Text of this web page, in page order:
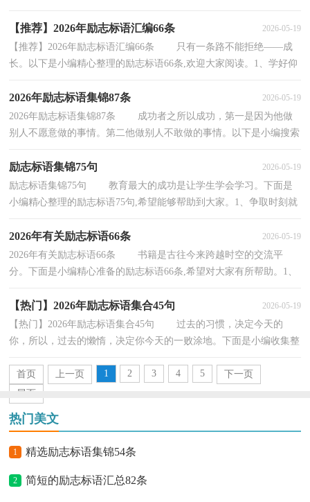
【推荐】2026年励志标语汇编66条 2026-05-19
【推荐】2026年励志标语汇编66条 只有一条路不能拒绝——成
长。以下是小编精心整理的励志标语66条,欢迎大家阅读。1、学好仰
2026年励志标语集锦87条 2026-05-19
2026年励志标语集锦87条 成功者之所以成功，第一是因为他做
别人不愿意做的事情。第二他做别人不敢做的事情。以下是小编搜索
励志标语集锦75句 2026-05-19
励志标语集锦75句 教育最大的成功是让学生学会学习。下面是
小编精心整理的励志标语75句,希望能够帮助到大家。1、争取时刻就
2026年有关励志标语66条 2026-05-19
2026年有关励志标语66条 书籍是古往今来跨越时空的交流平
分。下面是小编精心准备的励志标语66条,希望对大家有所帮助。1、
【热门】2026年励志标语集合45句 2026-05-19
【热门】2026年励志标语集合45句 过去的习惯，决定今天的
你，所以，过去的懒惰，决定你今天的一败涂地。下面是小编收集整
首页
上一页 1 2 3 4 5
下一页
尾页
热门美文
1 精选励志标语集锦54条
2 简短的励志标语汇总82条